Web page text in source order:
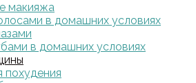
макияжа
в домашних условиях
в домашних условиях
похудения